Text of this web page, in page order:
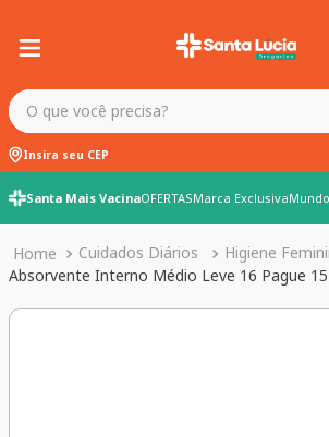
O que você precisa?
Insira seu CEP
Santa Mais VacinaOFERTASMarca Exclusiva
Cuidados Diários Higiene
Absorvente Interno Médio Leve 16 Pague 15